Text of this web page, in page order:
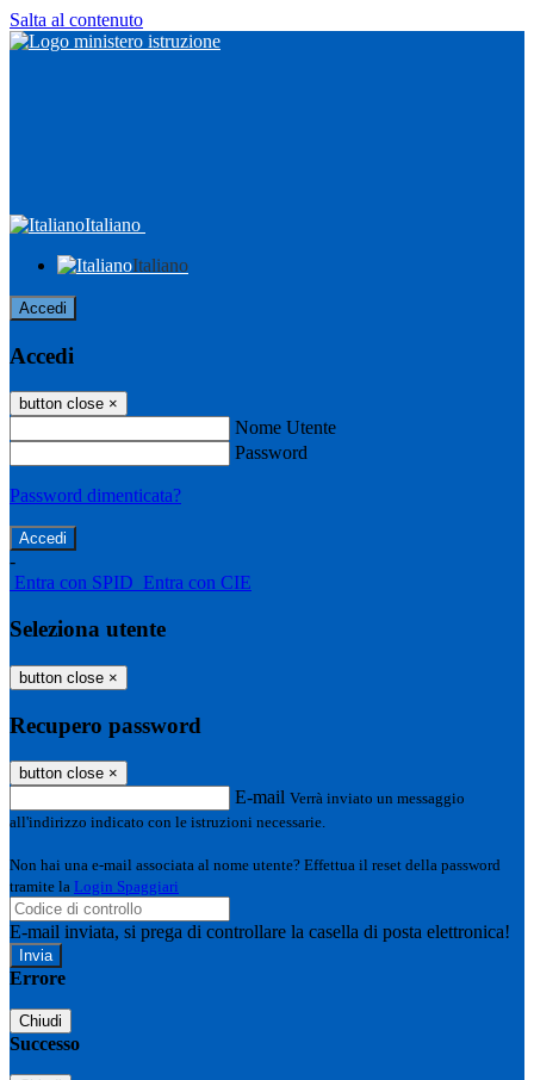
Salta al contenuto
Italiano
Italiano
Accedi
Accedi
button close ×
Nome Utente
Password
Password dimenticata?
-
Entra con SPID Entra con CIE
Seleziona utente
button close ×
Recupero password
button close ×
E-mail Verrà inviato un messaggio
all'indirizzo indicato con le istruzioni necessarie.
Non hai una e-mail associata al nome utente? Effettua il reset della password
tramite la Login Spaggiari
E-mail inviata, si prega di controllare la casella di posta elettronica!
Errore
Chiudi
Successo